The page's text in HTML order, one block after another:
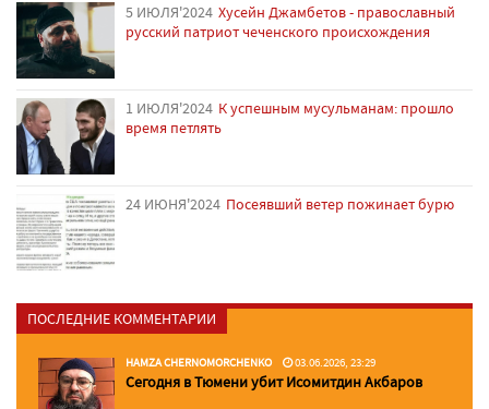
5 ИЮЛЯ'2024 Хусейн Джамбетов - православный
русский патриот чеченского происхождения
1 ИЮЛЯ'2024 К успешным мусульманам: прошло
время петлять
24 ИЮНЯ'2024 Посеявший ветер пожинает бурю
ПОСЛЕДНИЕ КОММЕНТАРИИ
HAMZA CHERNOMORCHENKO 03.06.2026, 23:29
Сегодня в Тюмени убит Исомитдин Акбаров